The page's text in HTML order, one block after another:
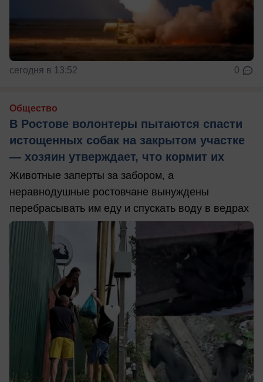
сегодня в 13:52 0
Общество
В Ростове волонтеры пытаются спасти
истощенных собак на закрытом участке
— хозяин утверждает, что кормит их
Животные заперты за забором, а
неравнодушные ростовчане вынуждены
перебрасывать им еду и спускать воду в ведрах